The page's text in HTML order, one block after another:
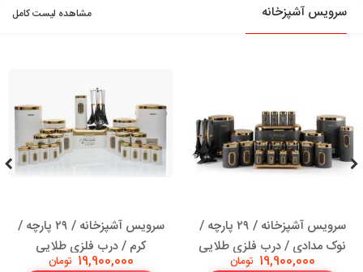
سرویس آشپزخانه مشاهده لیست کامل
سرویس آشپزخانه / ۲۹ پارچه /
نوک مدادی / درب فلزی طلایی
19,900,000 تومان
سرویس آشپزخانه / ۲۹ پارچه /
کرم / درب فلزی طلایی
19,900,000 تومان